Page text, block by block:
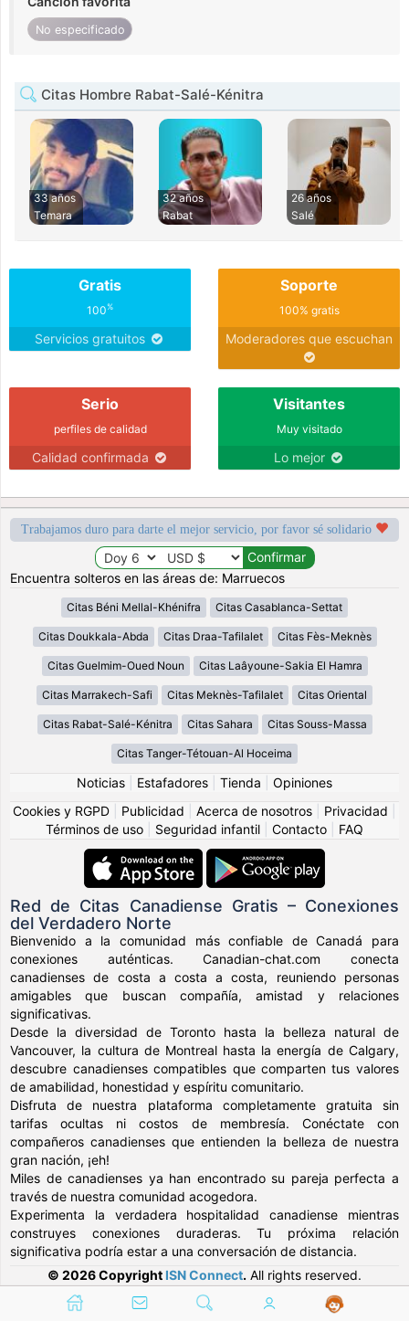
No especificado
Citas Hombre Rabat-Salé-Kénitra
33 años
Temara
32 años
Rabat
26 años
Salé
Gratis
100%
Servicios gratuitos
Soporte
100% gratis
Moderadores que escuchan
Serio
perfiles de calidad
Calidad confirmada
Visitantes
Muy visitado
Lo mejor
Trabajamos duro para darte el mejor servicio, por favor sé solidario
Encuentra solteros en las áreas de: Marruecos
Citas Béni Mellal-Khénifra Citas Casablanca-Settat
Citas Doukkala-Abda Citas Draa-Tafilalet Citas Fès-Meknès
Citas Guelmim-Oued Noun Citas Laâyoune-Sakia El Hamra
Citas Marrakech-Safi Citas Meknès-Tafilalet Citas Oriental
Citas Rabat-Salé-Kénitra Citas Sahara Citas Souss-Massa
Citas Tanger-Tétouan-Al Hoceima
Noticias Estafadores Tienda
Opiniones
Cookies y RGPD
Publicidad Acerca de nosotros Privacidad
Términos de uso
Seguridad infantil Contacto FAQ
Red de Citas Canadiense Gratis – Conexiones
del Verdadero Norte
Bienvenido a la comunidad más confiable de Canadá para
conexiones auténticas. Canadian-chat.com conecta
canadienses de costa a costa a costa, reuniendo personas
amigables que buscan compañía, amistad y relaciones
significativas.
Desde la diversidad de Toronto hasta la belleza natural de
Vancouver, la cultura de Montreal hasta la energía de Calgary,
descubre canadienses compatibles que comparten tus valores
de amabilidad, honestidad y espíritu comunitario.
Disfruta de nuestra plataforma completamente gratuita sin
tarifas ocultas ni costos de membresía. Conéctate con
compañeros canadienses que entienden la belleza de nuestra
gran nación, ¡eh!
Miles de canadienses ya han encontrado su pareja perfecta a
través de nuestra comunidad acogedora.
Experimenta la verdadera hospitalidad canadiense mientras
construyes conexiones duraderas. Tu próxima relación
significativa podría estar a una conversación de distancia.
© 2026 Copyright ISN Connect. All rights reserved.